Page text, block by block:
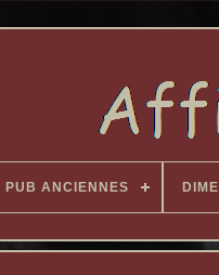
PUB ANCIENNES